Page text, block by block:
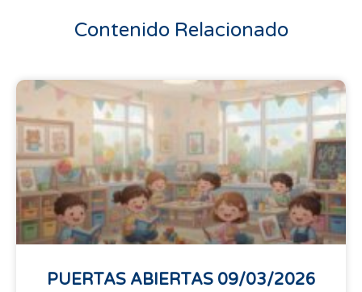
Contenido Relacionado
PUERTAS ABIERTAS 09/03/2026